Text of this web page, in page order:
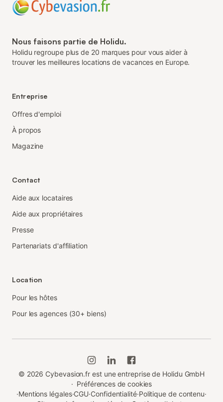
Nous faisons partie de Holidu.
Holidu regroupe plus de 20 marques pour vous aider à
trouver les meilleures locations de vacances en Europe.
Entreprise
Offres d'emploi
À propos
Magazine
Contact
Aide aux locataires
Aide aux propriétaires
Presse
Partenariats d'affiliation
Location
Pour les hôtes
Pour les agences (30+ biens)
© 2026 Cybevasion.fr est une entreprise de Holidu GmbH
· Préférences de cookies
·Mentions légales·CGU·Confidentialité·Politique de contenu·